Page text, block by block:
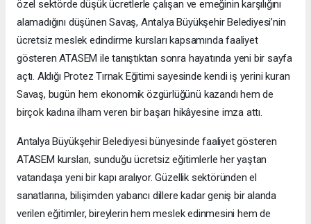
özel sektörde düşük ücretlerle çalışan ve emeğinin karşılığını
alamadığını düşünen Savaş, Antalya Büyükşehir Belediyesi’nin
ücretsiz meslek edindirme kursları kapsamında faaliyet
gösteren ATASEM ile tanıştıktan sonra hayatında yeni bir sayfa
açtı. Aldığı Protez Tırnak Eğitimi sayesinde kendi iş yerini kuran
Savaş, bugün hem ekonomik özgürlüğünü kazandı hem de
birçok kadına ilham veren bir başarı hikâyesine imza attı.
Antalya Büyükşehir Belediyesi bünyesinde faaliyet gösteren
ATASEM kursları, sunduğu ücretsiz eğitimlerle her yaştan
vatandaşa yeni bir kapı aralıyor. Güzellik sektöründen el
sanatlarına, bilişimden yabancı dillere kadar geniş bir alanda
verilen eğitimler, bireylerin hem meslek edinmesini hem de